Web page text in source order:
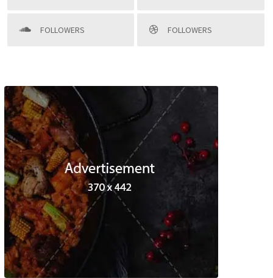
FOLLOWERS FOLLOWERS